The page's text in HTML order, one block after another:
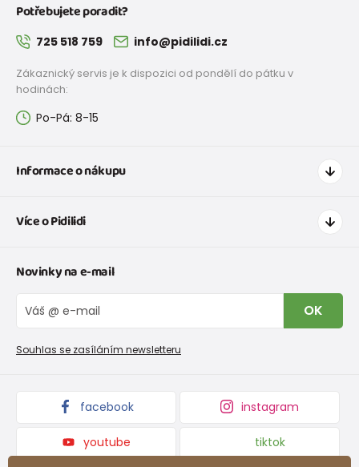
Potřebujete poradit?
725 518 759 info@pidilidi.cz
Zákaznický servis je k dispozici od pondělí do pátku v
hodinách:
Po-Pá: 8-15
Informace o nákupu
Doprava a platba
Tabulka velikostí obuvi
Vrácení zboží a reklamace
Reklamační řád
Nevyzvednutá objednávka na dobírku
Více o Pidilidi
O nás
Blog
Velkoobchod PiDiLiDi
Affiliate program
Kolekce zboží
Novinky na e-mail
OK
Souhlas se zasíláním newsletteru
facebook instagram
youtube tiktok